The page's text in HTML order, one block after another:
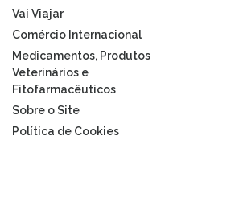
Vai Viajar
Comércio Internacional
Medicamentos, Produtos
Veterinários e
Fitofarmacêuticos
Sobre o Site
Política de Cookies